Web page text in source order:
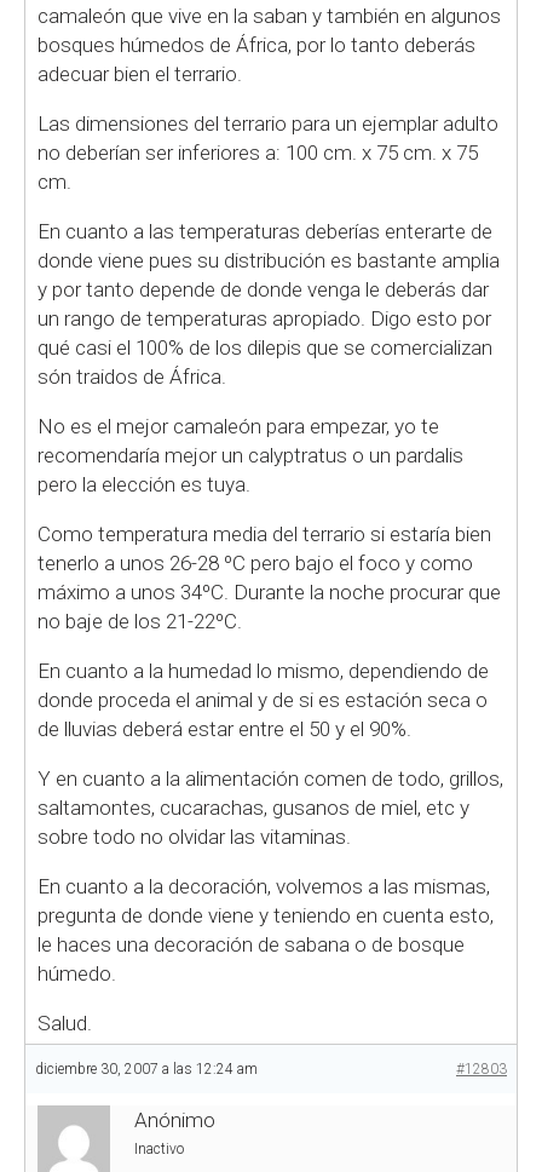
camaleón que vive en la saban y también en algunos
bosques húmedos de África, por lo tanto deberás
adecuar bien el terrario.
Las dimensiones del terrario para un ejemplar adulto
no deberían ser inferiores a: 100 cm. x 75 cm. x 75
cm.
En cuanto a las temperaturas deberías enterarte de
donde viene pues su distribución es bastante amplia
y por tanto depende de donde venga le deberás dar
un rango de temperaturas apropiado. Digo esto por
qué casi el 100% de los dilepis que se comercializan
són traidos de África.
No es el mejor camaleón para empezar, yo te
recomendaría mejor un calyptratus o un pardalis
pero la elección es tuya.
Como temperatura media del terrario si estaría bien
tenerlo a unos 26-28 ºC pero bajo el foco y como
máximo a unos 34ºC. Durante la noche procurar que
no baje de los 21-22ºC.
En cuanto a la humedad lo mismo, dependiendo de
donde proceda el animal y de si es estación seca o
de lluvias deberá estar entre el 50 y el 90%.
Y en cuanto a la alimentación comen de todo, grillos,
saltamontes, cucarachas, gusanos de miel, etc y
sobre todo no olvidar las vitaminas.
En cuanto a la decoración, volvemos a las mismas,
pregunta de donde viene y teniendo en cuenta esto,
le haces una decoración de sabana o de bosque
húmedo.
Salud.
diciembre 30, 2007 a las 12:24 am #12803
Anónimo
Inactivo